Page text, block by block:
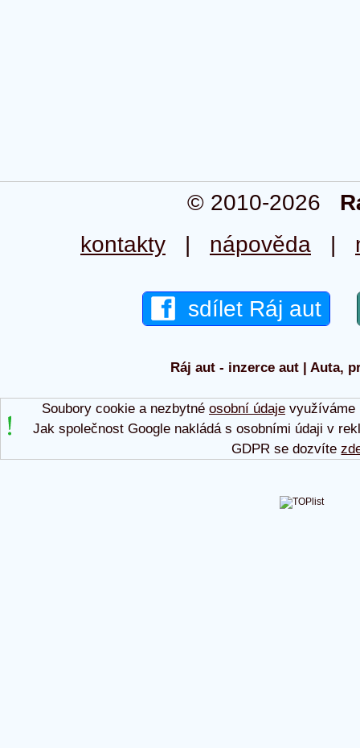
© 2010-2026
kontakty | nápověda |
sdílet Ráj aut
Ráj aut - inzerce aut | Auta,
Soubory cookie a nezbytné osobní údajevyužíváme
Jak společnost Google nakládá s osobními údaji v
GDPR se dozvíte